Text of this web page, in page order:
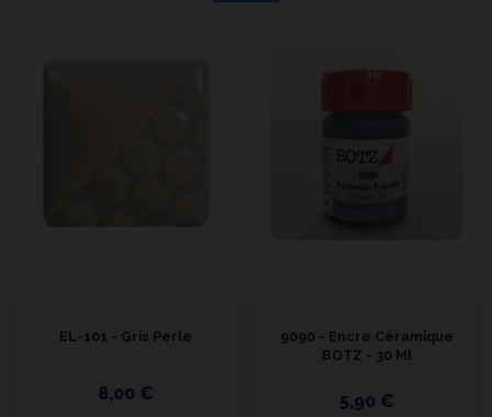
EL-101 - Gris Perle
8,00 €
9090 - Encre Céramique
BOTZ - 30 Ml
5,90 €